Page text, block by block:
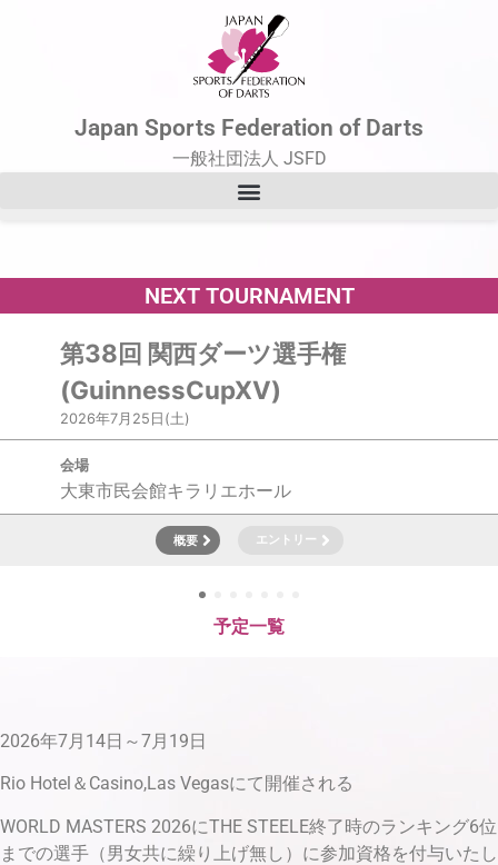
Japan Sports Federation of Darts
一般社団法人 JSFD
NEXT TOURNAMENT
第38回 関西ダーツ選手権
(GuinnessCupXV)
2026年7月25日(土)
会場
大東市民会館キラリエホール
概要 エントリー
4
予定一覧
2026年7月14日～7月19日
Rio Hotel＆Casino,Las Vegasにて開催される
WORLD MASTERS 2026にTHE STEELE終了時のランキング6位
までの選手（男女共に繰り上げ無し）に参加資格を付与いたし